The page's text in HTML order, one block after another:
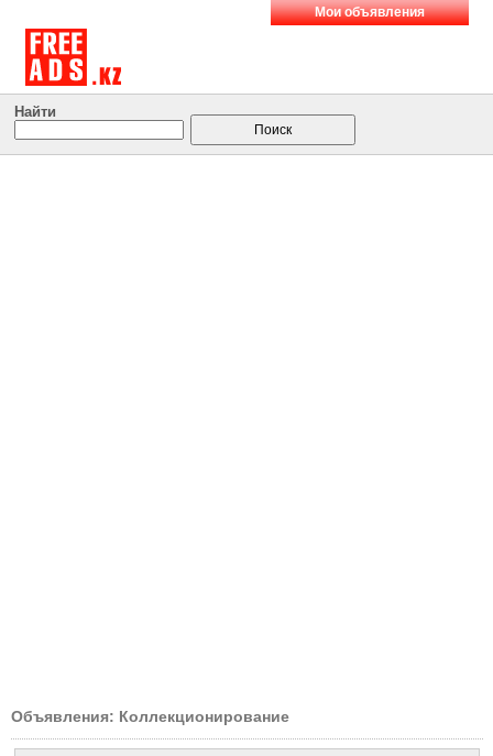
Мои объявления
Найти
Объявления: Коллекционирование